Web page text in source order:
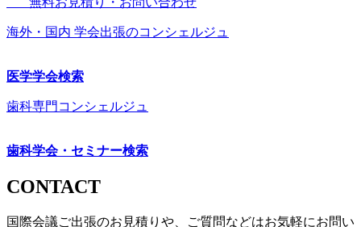
海外・国内 学会出張のコンシェルジュ
医学学会検索
歯科専門コンシェルジュ
歯科学会・セミナー検索
CONTACT
国際会議ご出張のお見積りや、ご質問などはお気軽にお問い